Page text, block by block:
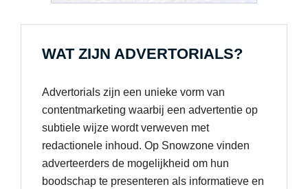
WAT ZIJN ADVERTORIALS?
Advertorials zijn een unieke vorm van
contentmarketing waarbij een advertentie op
subtiele wijze wordt verweven met
redactionele inhoud. Op Snowzone vinden
adverteerders de mogelijkheid om hun
boodschap te presenteren als informatieve en